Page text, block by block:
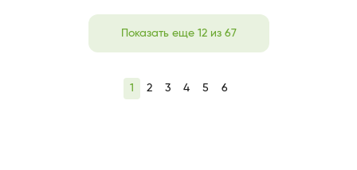
Показать еще 12 из 67
1 2 3 4 5 6